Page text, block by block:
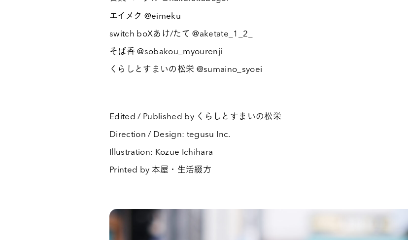
エイメク @eimeku
switch boXあけ/たて @aketate_1_2_
そば香 @sobakou_myourenji
くらしとすまいの松栄 @sumaino_syoei
Edited / Published by くらしとすまいの松栄
Direction / Design: tegusu Inc.
Illustration: Kozue Ichihara
Printed by 本屋・生活綴方